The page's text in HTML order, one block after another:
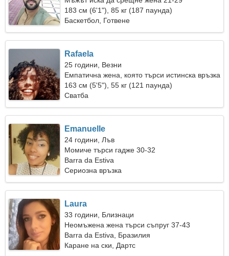
183 см (6'1"), 85 кг (187 паунда)
Баскетбол, Готвене
Rafaela
25 години, Везни
Емпатична жена, която търси истинска връзка
163 см (5'5"), 55 кг (121 паунда)
Сватба
Emanuelle
24 години, Лъв
Момиче търси гадже 30-32
Barra da Estiva
Сериозна връзка
Laura
33 години, Близнаци
Неомъжена жена търси съпруг 37-43
Barra da Estiva, Бразилия
Каране на ски, Дартс